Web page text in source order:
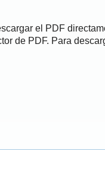
el PDF
de PDF. Para